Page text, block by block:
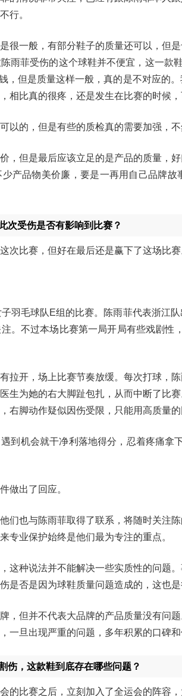
行。
很一般，有部分鞋子的质量还可以，但
雨菲受伤的这个球鞋并不便宜，这一
，但是质量这样一般，真的是不对应的
相比真的很疼，还是发生在比赛的时候
以的，但是有些的质检真的需要加强，
，但是最后应该立足的是产品的质量，
产品物美价廉，要是一再用自己品牌
次受伤是否有影响到比赛？
次比赛，但好在最后还是赢下了这场比赛
羽毛球队E组的比赛。陈雨菲代表浙江
。不过本场比赛第一局开局有些戏剧性
拉开，场上比赛节奏放缓。每次打球，
生为她的右大脚趾包扎，从而中断了比
右脚动作疑似因伤受限，只能用高质量的
到机会就干净利落地得分，忍着疼痛拿
做出了回应。
们也与陈雨菲取得了联系，将随时关注
专业保护始终是他们最为专注的重点。
这种说法并不能解决一些实质性的问题
是否是因为球鞋质量问题造成的，这也是
，但并不代表大品牌的产品质量没有问
一旦出现严重的问题，多年积累的口碑和
伤，这款鞋到底存在哪些问题？
的比赛之后，立刻加入了全运会的阵容